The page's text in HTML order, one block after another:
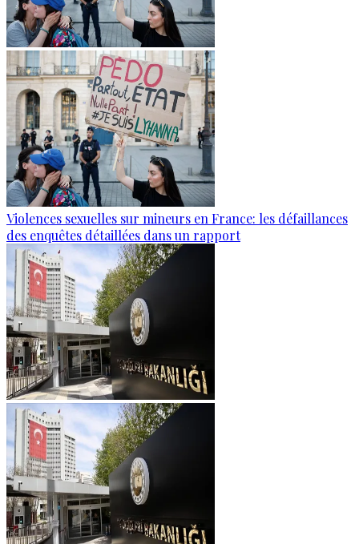
Violences sexuelles sur mineurs en France: les défaillances
des enquêtes détaillées dans un rapport